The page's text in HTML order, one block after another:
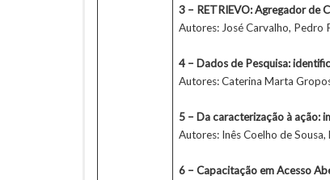
3 – RETRIEVO: Agregador de
Autores: José Carvalho, Pedro
4 – Dados de Pesquisa:
Autores: Caterina Marta
5 – Da caracterização à ação:
Autores: Inês Coelho de
6 – Capacitação em Acesso